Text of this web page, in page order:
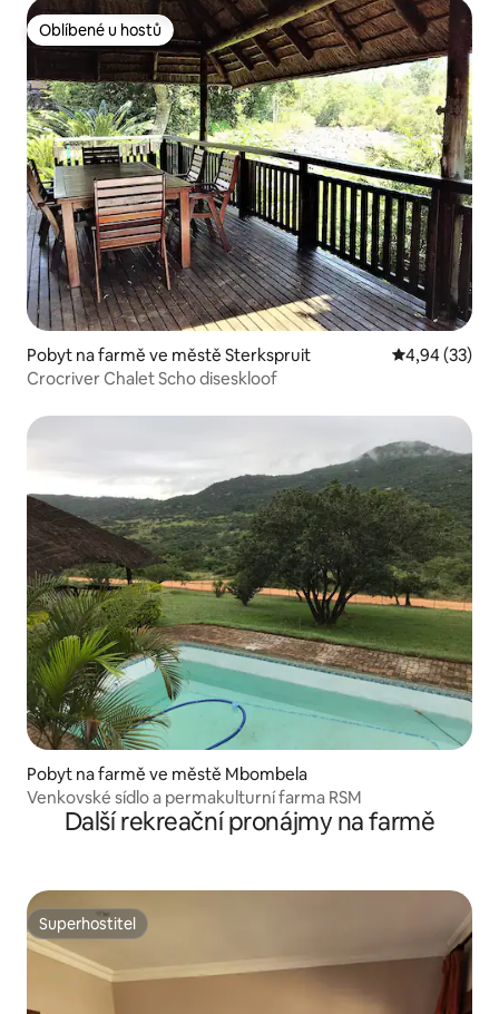
Oblíbené u hostů
Oblíbené u hostů
Pobyt na farmě ve městě Sterkspruit Průměrné
4,94 (33)
Crocriver Chalet Scho diseskloof
Pobyt na farmě ve městě Mbombela
Venkovské sídlo a permakulturní farma RSM
Další rekreační pronájmy na farmě
Superhostitel
Superhostitel